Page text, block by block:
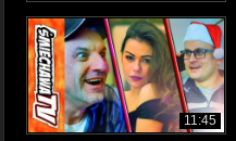
11:45